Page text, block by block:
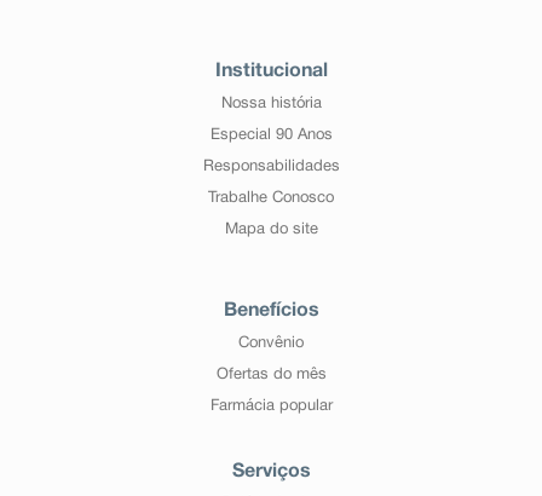
Institucional
Nossa história
Especial 90 Anos
Responsabilidades
Trabalhe Conosco
Mapa do site
Benefícios
Convênio
Ofertas do mês
Farmácia popular
Serviços